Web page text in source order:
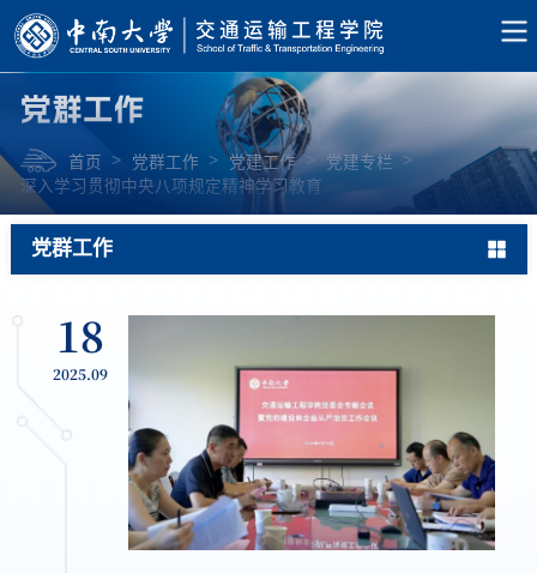
党群工作
首页 > 党群工作 > 党建工作 > 党建专栏 >
深入学习贯彻中央八项规定精神学习教育
党群工作
18
2025.09